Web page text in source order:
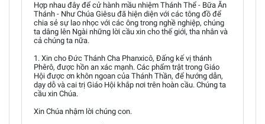
Hợp nhau đây để cử hành mầu nhiệm Thánh Thể - Bữa Ăn
Thánh - Như Chúa Giêsu đã hiện diện với các tông đồ để
chia sẻ sự lao nhọc với các ông trong nghề nghiệp, chúng
ta dâng lên Ngài những lời cầu xin cho thế giới, tha nhân và
cả chúng ta nữa.
1. Xin cho Đức Thánh Cha Phanxicô, Đấng kế vị thánh
Phêrô, được hồn an xác mạnh. Các phẩm trật trong Giáo
Hội được ơn khôn ngoan của Thánh Thần, để hướng dẫn,
dạy dỗ và cai trị Giáo Hội khắp nơi trên hoàn cầu. Chúng ta
cầu xin Chúa.
Xin Chúa nhậm lời chúng con.